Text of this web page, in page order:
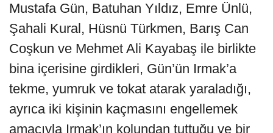
Mustafa Gün, Batuhan Yıldız, Emre Ünlü,
Şahali Kural, Hüsnü Türkmen, Barış Can
Coşkun ve Mehmet Ali Kayabaş ile birlikte
bina içerisine girdikleri, Gün’ün Irmak’a
tekme, yumruk ve tokat atarak yaraladığı,
ayrıca iki kişinin kaçmasını engellemek
amacıyla Irmak’ın kolundan tuttuğu ve bir